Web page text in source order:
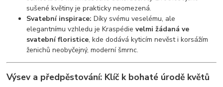
sušené květiny je prakticky neomezená.
Svatební inspirace: Díky svému veselému, ale
elegantnímu vzhledu je Kraspédievelmi žádaná ve
svatební floristice, kde dodává kyticím nevěst i korsážím
ženichů neobyčejný, moderní šmrnc.
Výsev a předpěstování: Klíč k bohaté úrodě květů